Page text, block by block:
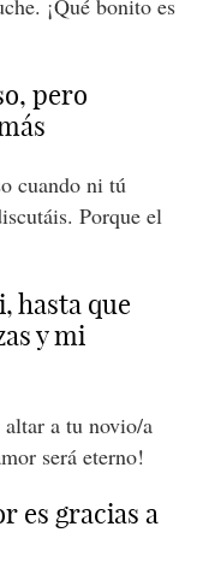
pero
cuando ni tú
Porque el
hasta que
y mi
altar a tu novio/a
será eterno!
es gracias a